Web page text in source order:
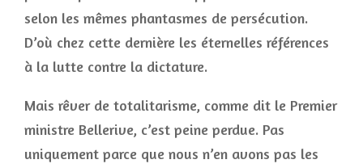
selon les mêmes phantasmes de persécution.
D’où chez cette dernière les éternelles références
à la lutte contre la dictature.
Mais rêver de totalitarisme, comme dit le Premier
ministre Bellerive, c’est peine perdue. Pas
uniquement parce que nous n’en avons pas les